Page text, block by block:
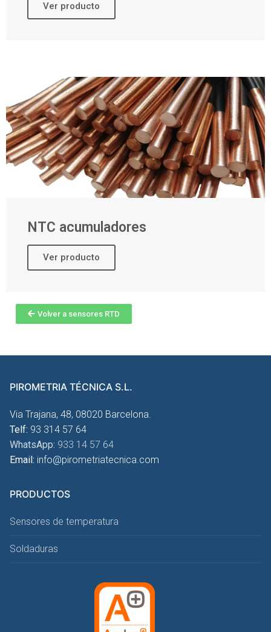
Ver producto
NTC acumuladores
Ver producto
Volver a sensores RTD
PIROMETRIA TÉCNICA S.L.
Via Trajana, 48, 08020 Barcelona.
Telf: 93 314 57 64
WhatsApp: 933 14 57 64
Email: info@pirometriatecnica.com
PRODUCTOS
Sensores de temperatura
Soldaduras